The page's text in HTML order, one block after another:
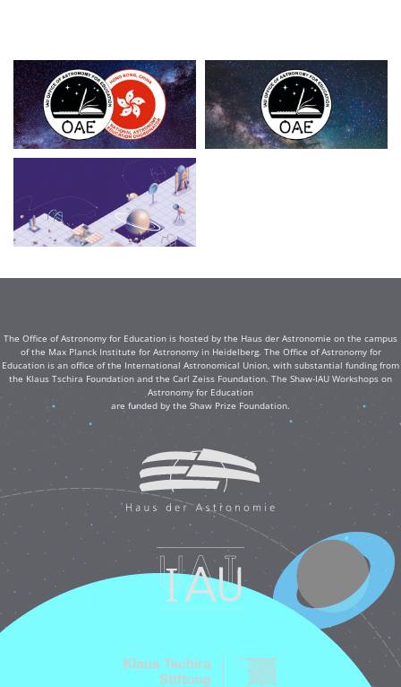
The Office of Astronomy for Education is hosted by the Haus der Astronomie on the campus
of the Max Planck Institute for Astronomy in Heidelberg. The Office of Astronomy for
Education is an office of the International Astronomical Union, with substantial funding from
the Klaus Tschira Foundation and the Carl Zeiss Foundation. The Shaw-IAU Workshops on
Astronomy for Education
are funded by the Shaw Prize Foundation.